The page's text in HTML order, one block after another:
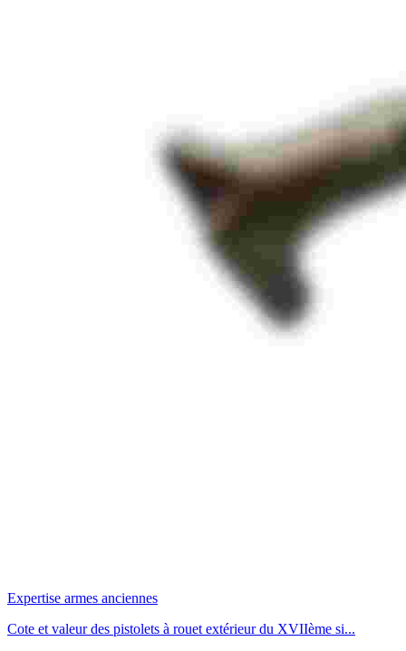
Expertise armes anciennes
Cote et valeur des pistolets à rouet extérieur du XVIIème si...